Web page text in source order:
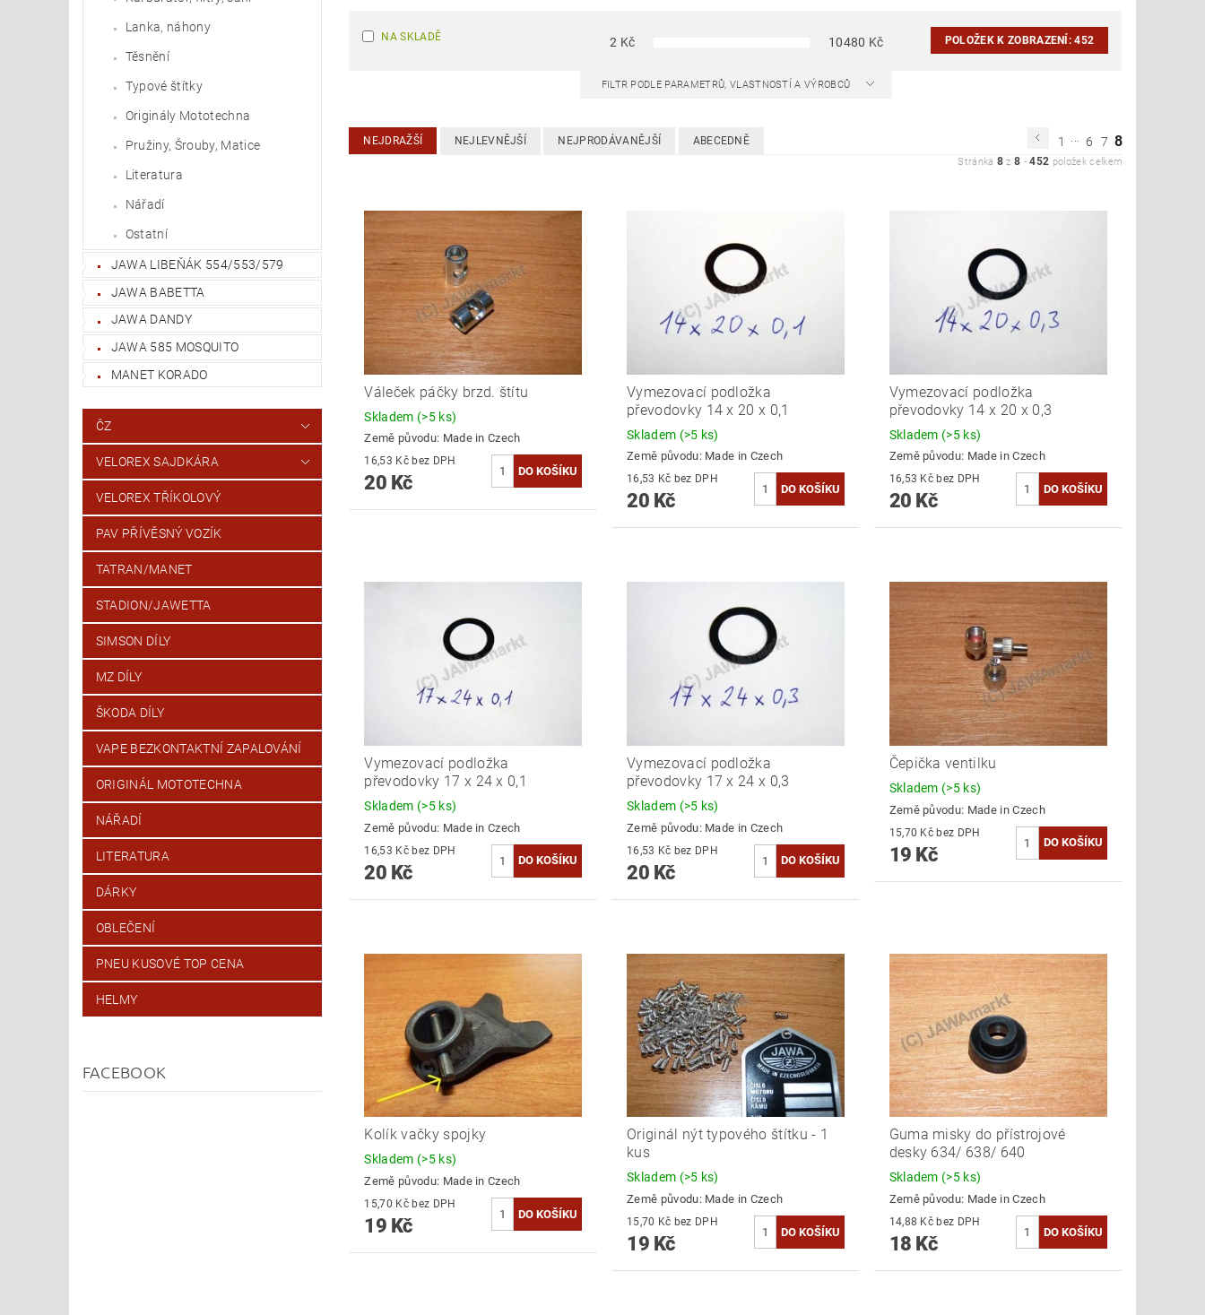
Lanka, náhony
Těsnění
Typové štítky
Originály Mototechna
Pružiny, Šrouby, Matice
Literatura
Nářadí
Ostatní
JAWA LIBEŇÁK 554/553/579
JAWA BABETTA
JAWA DANDY
JAWA 585 MOSQUITO
MANET KORADO
ČZ
VELOREX SAJDKÁRA
VELOREX TŘÍKOLOVÝ
PAV PŘÍVĚSNÝ VOZÍK
TATRAN/MANET
STADION/JAWETTA
SIMSON DÍLY
MZ DÍLY
ŠKODA DÍLY
VAPE BEZKONTAKTNÍ ZAPALOVÁNÍ
ORIGINÁL MOTOTECHNA
NÁŘADÍ
LITERATURA
DÁRKY
OBLEČENÍ
PNEU KUSOVÉ TOP CENA
HELMY
FACEBOOK
NA SKLADĚ 2 Kč 10480 Kč POLOŽEK K ZOBRAZENÍ:452
FILTR PODLE PARAMETRŮ, VLASTNOSTÍ A VÝROBCŮ
NEJDRAŽŠÍ NEJLEVNĚJŠÍ NEJPRODÁVANĚJŠÍ ABECEDNĚ 1 6 7 8
Stránka 8 z8 -452 položek celkem
Váleček páčky brzd. štítu
Skladem (>5 ks)
Země původu: Made in Czech
16,53 Kč bez DPH
20 Kč
Vymezovací podložka
převodovky 14 x 20 x 0,1
Skladem (>5 ks)
Země původu: Made in Czech
16,53 Kč bez DPH
20 Kč
Vymezovací podložka
převodovky 14 x 20 x 0,3
Skladem (>5 ks)
Země původu: Made in Czech
16,53 Kč bez DPH
20 Kč
Vymezovací podložka
převodovky 17 x 24 x 0,1
Skladem (>5 ks)
Země původu: Made in Czech
16,53 Kč bez DPH
20 Kč
Vymezovací podložka
převodovky 17 x 24 x 0,3
Skladem (>5 ks)
Země původu: Made in Czech
16,53 Kč bez DPH
20 Kč
Čepička ventilku
Skladem (>5 ks)
Země původu: Made in Czech
15,70 Kč bez DPH
19 Kč
Kolík vačky spojky
Skladem (>5 ks)
Země původu: Made in Czech
15,70 Kč bez DPH
19 Kč
Originál nýt typového štítku - 1
kus
Skladem (>5 ks)
Země původu: Made in Czech
15,70 Kč bez DPH
19 Kč
Guma misky do přístrojové
desky 634/ 638/ 640
Skladem (>5 ks)
Země původu: Made in Czech
14,88 Kč bez DPH
18 Kč